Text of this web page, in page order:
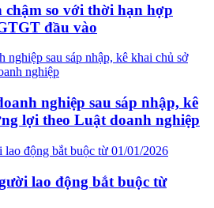
so với thời hạn hợp
đầu vào
nghiệp sau sáp nhập, kê
lợi theo Luật doanh nghiệp
lao động bắt buộc từ